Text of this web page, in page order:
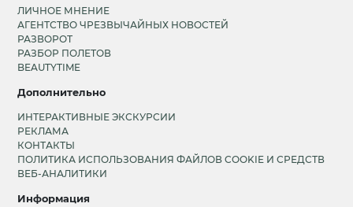
ЛИЧНОЕ МНЕНИЕ
АГЕНТСТВО ЧРЕЗВЫЧАЙНЫХ НОВОСТЕЙ
РАЗВОРОТ
РАЗБОР ПОЛЕТОВ
BEAUTYTIME
Дополнительно
ИНТЕРАКТИВНЫЕ ЭКСКУРСИИ
РЕКЛАМА
КОНТАКТЫ
ПОЛИТИКА ИСПОЛЬЗОВАНИЯ ФАЙЛОВ COOKIE И СРЕДСТВ
ВЕБ-АНАЛИТИКИ
Информация